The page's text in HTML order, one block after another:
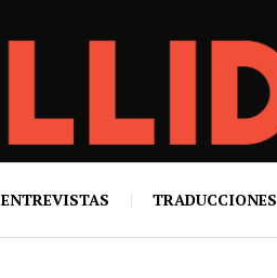
ENTREVISTAS TRADUCCIONES